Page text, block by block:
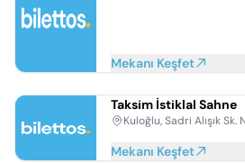
Mekanı Keşfet
Taksim İstiklal Sahne
Mekanı Keşfet